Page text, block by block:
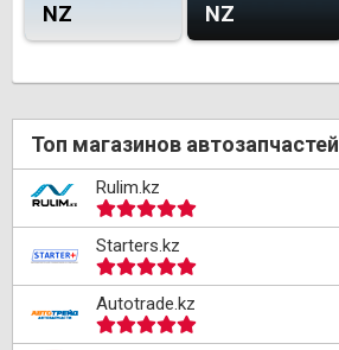
NZ
NZ
Топ магазинов автозапчастей
Rulim.kz
Starters.kz
Autotrade.kz